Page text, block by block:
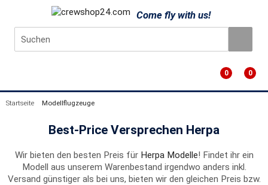
Come fly with us!
0
0
Startseite Modellflugzeuge
Best-Price Versprechen Herpa
Wir bieten den besten Preis für Herpa Modelle! Findet ihr ein
Modell aus unserem Warenbestand irgendwo anders inkl.
Versand günstiger als bei uns, bieten wir den gleichen Preis bzw.